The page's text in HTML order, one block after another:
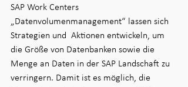
SAP Work Centers
„Datenvolumenmanagement“ lassen sich
Strategien und  Aktionen entwickeln, um
die Größe von Datenbanken sowie die
Menge an Daten in der SAP Landschaft zu
verringern. Damit ist es möglich, die